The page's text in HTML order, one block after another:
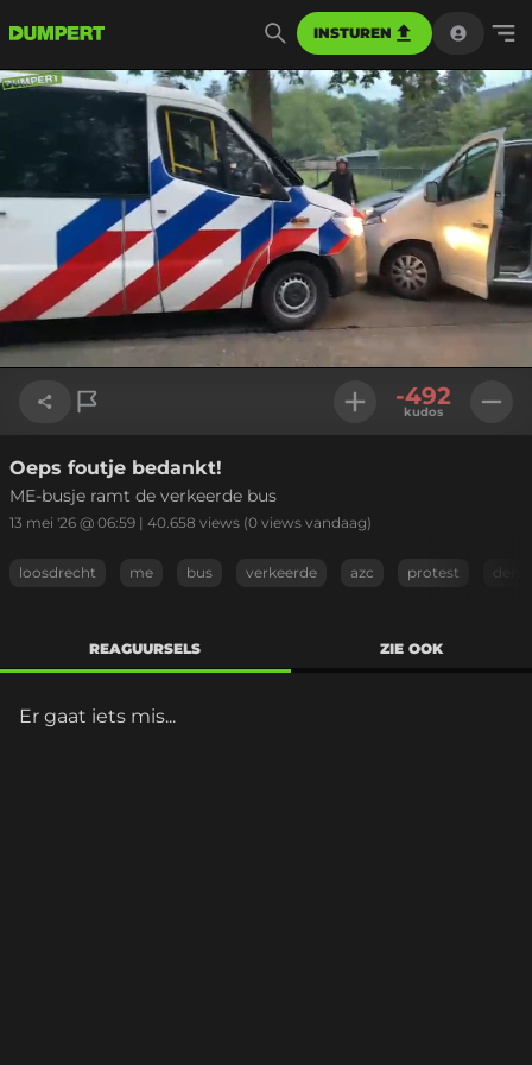
INSTUREN
48.33%
Link kopiëren
-492
kudos
Oeps foutje bedankt!
ME-busje ramt de verkeerde bus
13 mei '26 @ 06:59 | 40.658 views (0 views vandaag)
loosdrecht me bus verkeerde azc protest
REAGUURSELS ZIE OOK
Er gaat iets mis...